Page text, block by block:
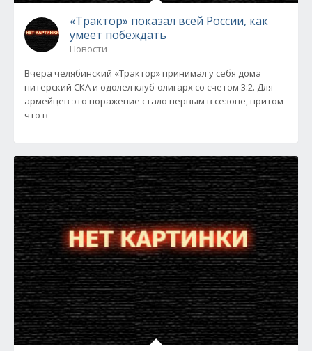
«Трактор» показал всей России, как
умеет побеждать
Новости
Вчера челябинский «Трактор» принимал у себя дома
питерский СКА и одолел клуб-олигарх со счетом 3:2. Для
армейцев это поражение стало первым в сезоне, притом
что в